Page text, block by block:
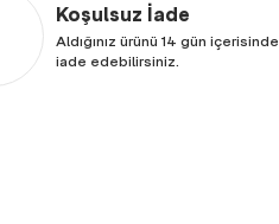
Koşulsuz İade
Aldığınız ürünü 14 gün içerisinde
iade edebilirsiniz.